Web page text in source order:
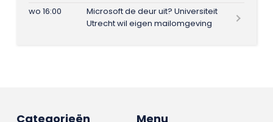
wo 16:00
Microsoft de deur uit? Universiteit
Utrecht wil eigen mailomgeving
Menu
Categorieën